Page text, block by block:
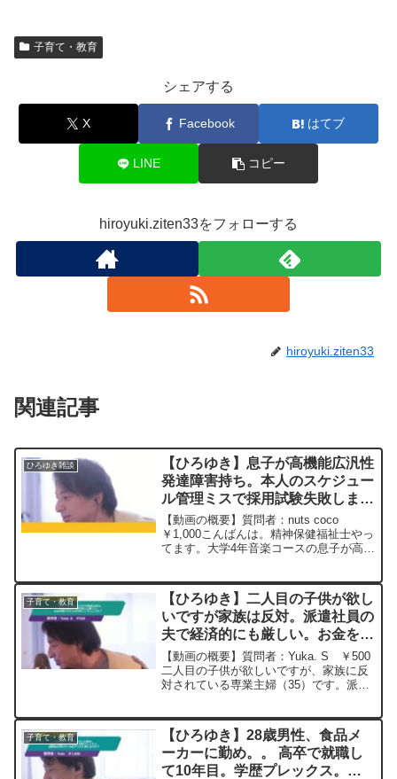
子育て・教育
シェアする
X Facebook はてブ
LINE コピー
hiroyuki.ziten33をフォローする
hiroyuki.ziten33
関連記事
ひろゆき雑談
【ひろゆき】息子が高機能広汎性
発達障害持ち。本人のスケジュー
ル管理ミスで採用試験失敗しまし
た。仕方ないので一般就職を目指
すよう話してます。手をかけすぎ
でしょうか？ー ひろゆき切り抜
【動画の概要】質問者：nuts coco
￥1,000こんばんは。精神保健福祉士やっ
てます。大学4年音楽コースの息子が高機
（音楽）採用試験失敗しました。仕方な
いので一般就...
子育て・教育
【ひろゆき】二人目の子供が欲し
いですが家族は反対。派遣社員の
夫で経済的にも厳しい。お金を稼
いでからの方がいいでしょうか？
ー ひろゆき切り抜き
20240404
【動画の概要】質問者：Yuka. S ￥500
二人目の子供が欲しいですが、家族に反
対されている専業主婦（35）です。派遣
目をと言っています。経済的にも厳しい
ので私も正...
子育て・教育
【ひろゆき】28歳男性、食品メ
ーカーに勤め。。 高卒で就職し
て10年目。学歴プレックス。通